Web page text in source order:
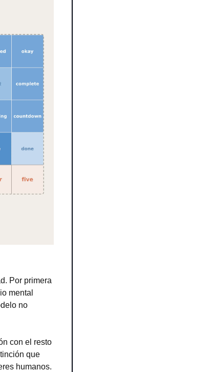
Por primera
mental
no
con el resto
que
humanos.